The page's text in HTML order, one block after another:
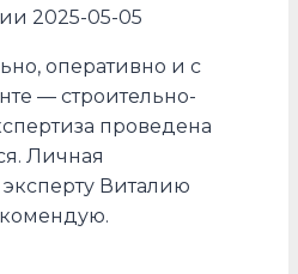
2025-05-05
оперативно и с
— строительно-
проведена
Личная
Виталию